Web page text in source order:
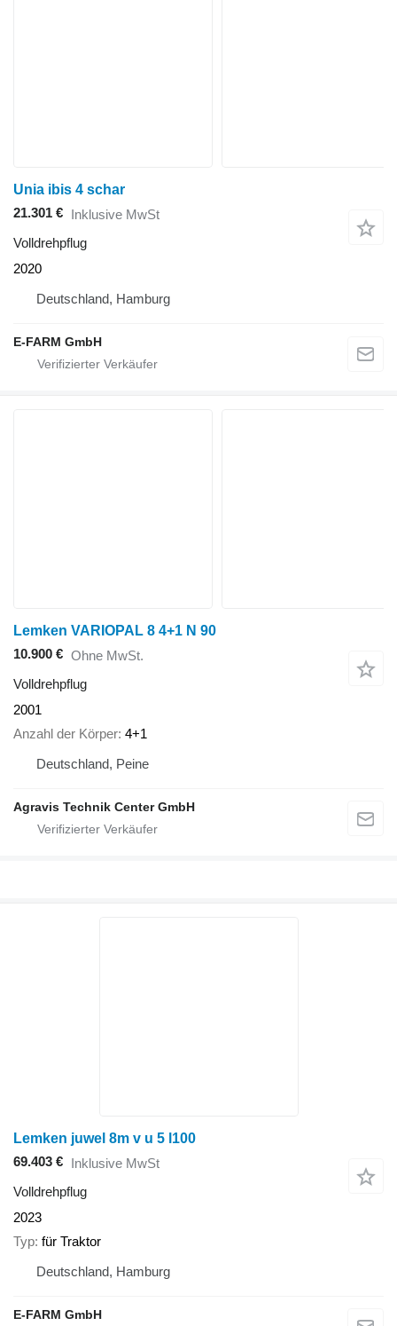
Unia ibis 4 schar
21.301 € Inklusive MwSt
Volldrehpflug
2020
Deutschland, Hamburg
E-FARM GmbH
Lemken VARIOPAL 8 4+1 N 90
10.900 € Ohne MwSt.
Volldrehpflug
2001
Anzahl der Körper 4+1
Deutschland, Peine
Agravis Technik Center GmbH
Lemken juwel 8m v u 5 l100
69.403 € Inklusive MwSt
Volldrehpflug
2023
Typ für Traktor
Deutschland, Hamburg
E-FARM GmbH